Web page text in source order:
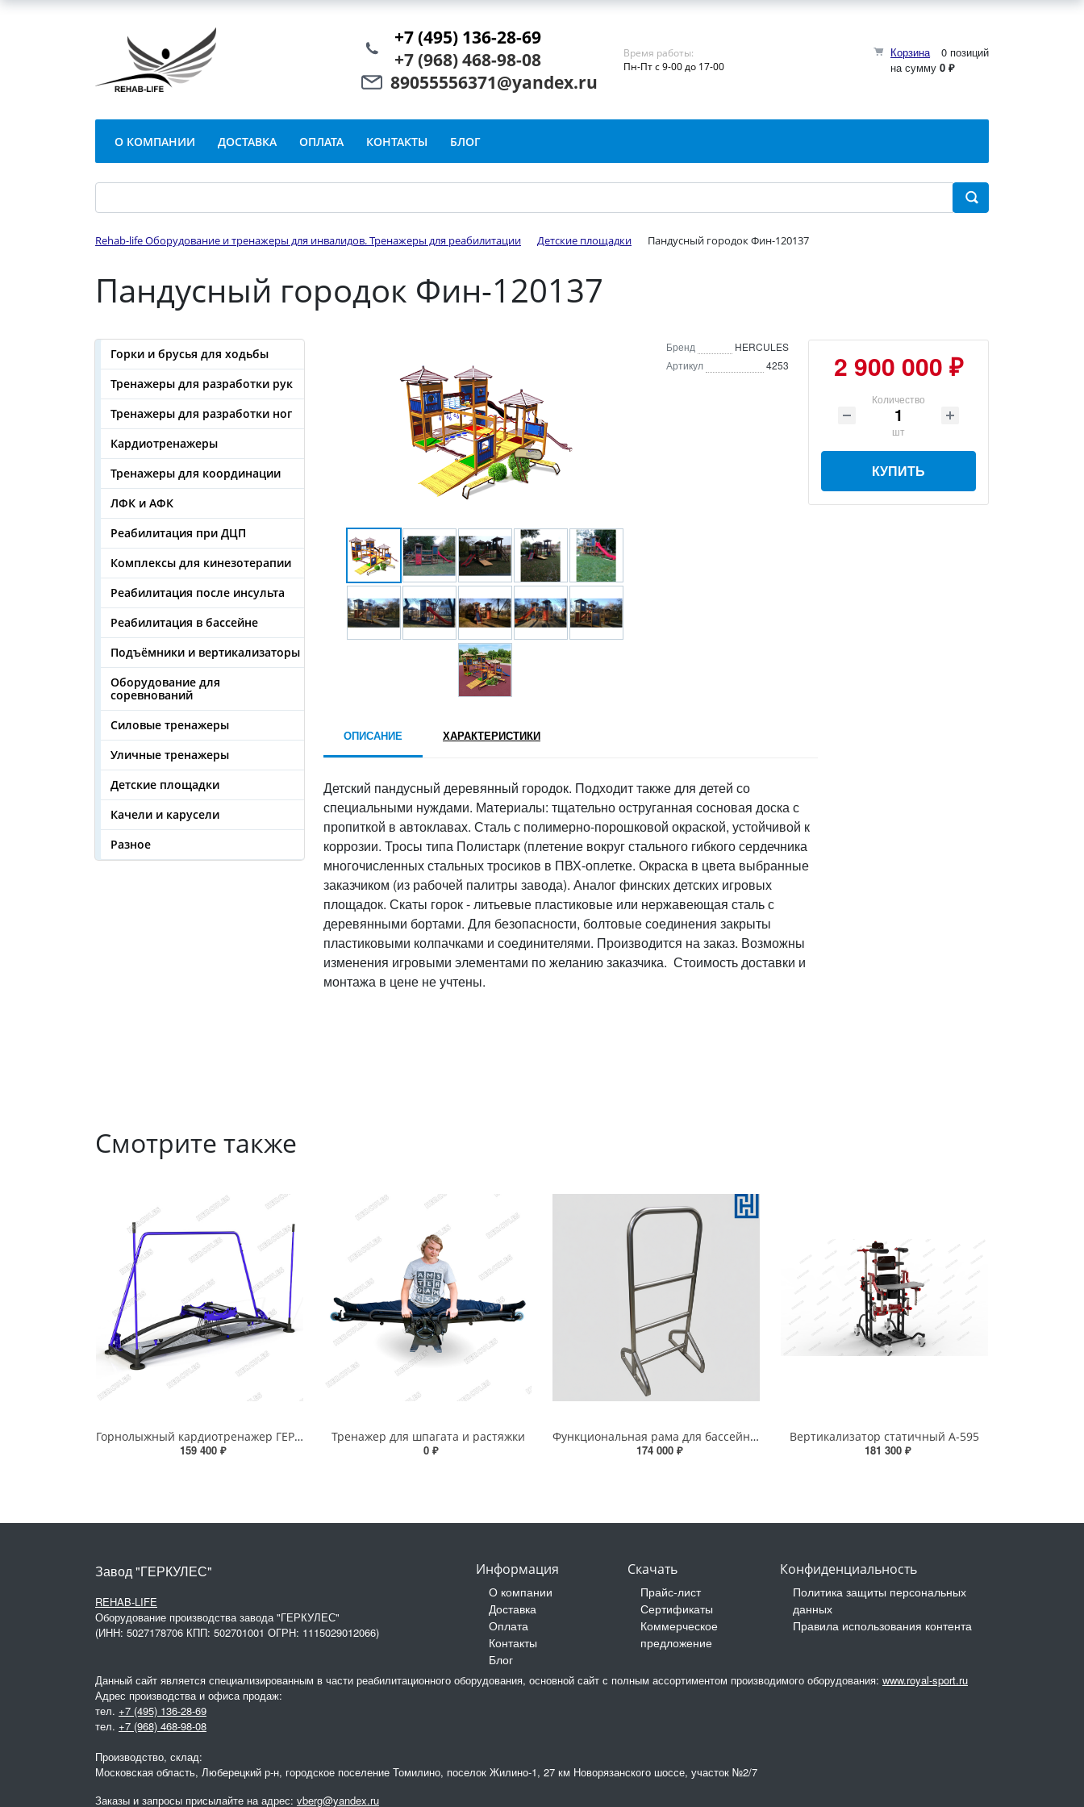
Корзина
0 позиций
на сумму 0 ₽
+7 (495) 136-28-69
+7 (968) 468-98-08
89055556371@yandex.ru
Время работы:
Пн-Пт с 9-00 до 17-00
О КОМПАНИИ ДОСТАВКА ОПЛАТА КОНТАКТЫ БЛОГ
Rehab-life Оборудование и тренажеры для инвалидов. Тренажеры для реабилитации Детские площадки Пандусный городок Фин-120137
Пандусный городок Фин-120137
Горки и брусья для ходьбы
Тренажеры для разработки рук
Тренажеры для разработки ног
Кардиотренажеры
Тренажеры для координации
ЛФК и АФК
Реабилитация при ДЦП
Комплексы для кинезотерапии
Реабилитация после инсульта
Реабилитация в бассейне
Подъёмники и вертикализаторы
Оборудование для
соревнований
Силовые тренажеры
Уличные тренажеры
Детские площадки
Качели и карусели
Разное
Бренд
HERCULES
Артикул
4253 2 900 000 ₽
Количество
шт
КУПИТЬ
ОПИСАНИЕ ХАРАКТЕРИСТИКИ
Детский пандусный деревянный городок. Подходит также для детей со
специальными нуждами. Материалы: тщательно оструганная сосновая доска с
пропиткой в автоклавах. Сталь с полимерно-порошковой окраской, устойчивой к
коррозии. Тросы типа Полистарк (плетение вокруг стального гибкого сердечника
многочисленных стальных тросиков в ПВХ-оплетке. Окраска в цвета выбранные
заказчиком (из рабочей палитры завода). Аналог финских детских игровых
площадок. Скаты горок - литьевые пластиковые или нержавеющая сталь с
деревянными бортами. Для безопасности, болтовые соединения закрыты
пластиковыми колпачками и соединителями. Производится на заказ. Возможны
изменения игровыми элементами по желанию заказчика. Стоимость доставки и
монтажа в цене не учтены.
Смотрите также
Горнолыжный кардиотренажер ГЕРКУЛЕС 1.1
159 400 ₽
Тренажер для шпагата и растяжки
0 ₽
Функциональная рама для бассейна WATER UP & DOWN (аналог)
174 000 ₽
Вертикализатор статичный А-595
181 300 ₽
Завод "ГЕРКУЛЕС"
REHAB-LIFE
Оборудование производства завода "ГЕРКУЛЕС"
(ИНН: 5027178706 КПП: 502701001 ОГРН: 1115029012066)
Информация
О компании
Доставка
Оплата
Контакты
Блог
Скачать
Прайс-лист
Сертификаты
Коммерческое
предложение
Конфиденциальность
Политика защиты персональных
данных
Правила использования контента
Данный сайт является специализированным в части реабилитационного оборудования, основной сайт с полным ассортиментом производимого оборудования: www.royal-sport.ru
Адрес производства и офиса продаж:
тел. +7 (495) 136-28-69
тел. +7 (968) 468-98-08
Производство, склад:
Московская область, Люберецкий р-н, городское поселение Томилино, поселок Жилино-1, 27 км Новорязанского шоссе, участок №2/7
Заказы и запросы присылайте на адрес: vberg@yandex.ru